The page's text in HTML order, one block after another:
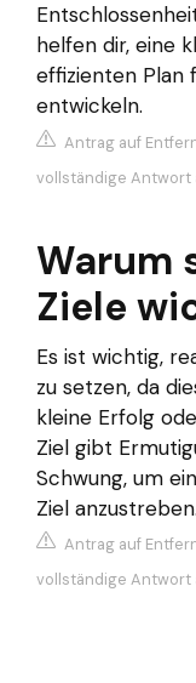
helfen dir, eine
effizienten Plan
entwickeln.
Antrag auf
vollständige Antwort
Warum
Ziele
Es ist wichtig,
zu setzen, da
kleine Erfolg
Ziel gibt
Schwung, um
Ziel anzustreben.
Antrag auf
vollständige Antwort